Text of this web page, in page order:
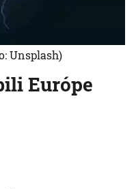
Európe
Unsplash)